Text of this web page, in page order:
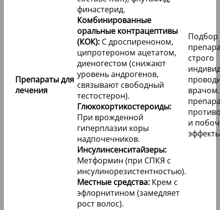
Препараты для
лечения
финастерид.
Комбинированные
оральные контрацептивы
(КОК): С дроспиреноном,
ципротероном ацетатом,
диеногестом (снижают
уровень андрогенов,
связывают свободный
тестостерон).
Глюкокортикостероиды:
При врожденной
гиперплазии коры
надпочечников.
Инсулинсенситайзеры:
Метформин (при СПКЯ с
инсулинорезистентностью).
Местные средства: Крем с
эфлорнитином (замедляет
рост волос).
Подбор
строго
и